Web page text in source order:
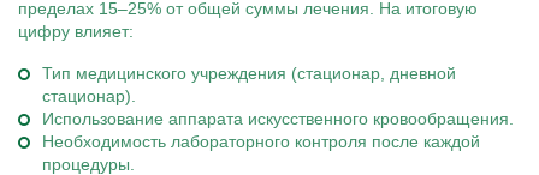
пределах 15–25% от общей суммы лечения. На итоговую
цифру влияет:
Тип медицинского учреждения (стационар, дневной
стационар).
Использование аппарата искусственного кровообращения.
Необходимость лабораторного контроля после каждой
процедуры.